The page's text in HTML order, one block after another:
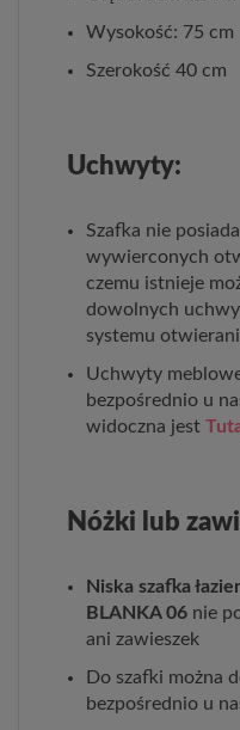
Wysokość: 75 cm
Szerokość 40 cm
Uchwyty:
Szafka nie
wywierconych
czemu istnieje
dowolnych
systemu
Uchwyty
bezpośrednio u
widoczna jest
Nóżki lub
Niska szafka
BLANKA 06 nie
ani zawieszek
Do szafki można
bezpośrednio u